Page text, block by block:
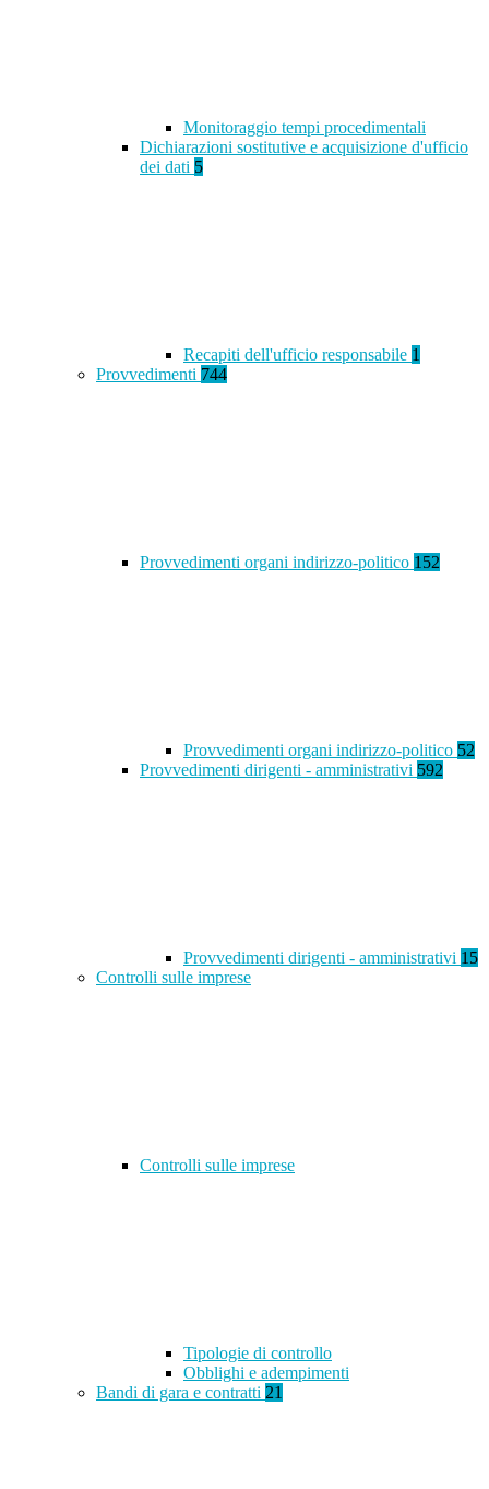
Monitoraggio tempi procedimentali
Dichiarazioni sostitutive e acquisizione d'ufficio
dei dati 5
Recapiti dell'ufficio responsabile 1
Provvedimenti 744
Provvedimenti organi indirizzo-politico 152
Provvedimenti organi indirizzo-politico 52
Provvedimenti dirigenti - amministrativi 592
Provvedimenti dirigenti - amministrativi 15
Controlli sulle imprese
Controlli sulle imprese
Tipologie di controllo
Obblighi e adempimenti
Bandi di gara e contratti 21